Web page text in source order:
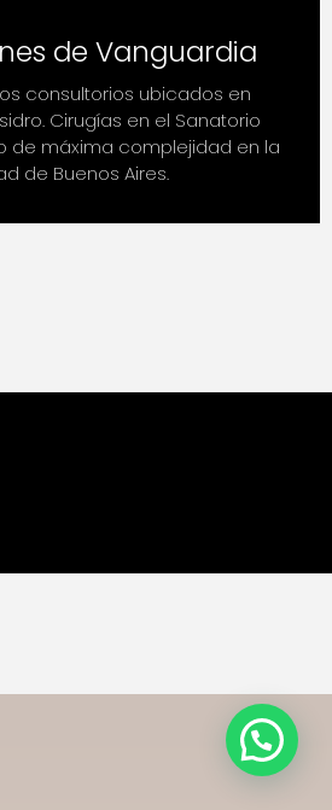
de Vanguardia
consultorios ubicados en
Cirugías en el Sanatorio
de máxima complejidad en la
de Buenos Aires.